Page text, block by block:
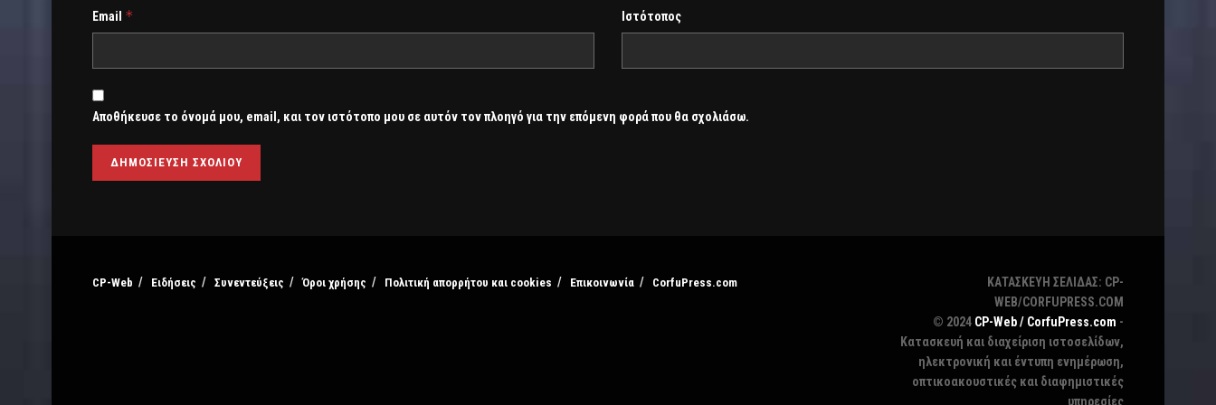
Email * Ιστότοπος
Αποθήκευσε το όνομά μου, email, και τον ιστότοπο μου σε αυτόν τον πλοηγό για την επόμενη φορά που θα σχολιάσω.
CP-Web Ειδήσεις Συνεντεύξεις Όροι χρήσης Πολιτική απορρήτου και cookies Επικοινωνία CorfuPress.com
ΚΑΤΑΣΚΕΥΗ ΣΕΛΙΔΑΣ: CP-
WEB/CORFUPRESS.COM
© 2024 CP-Web / CorfuPress.com -
Κατασκευή και διαχείριση ιστοσελίδων,
ηλεκτρονική και έντυπη ενημέρωση,
οπτικοακουστικές και διαφημιστικές
υπηρεσίες